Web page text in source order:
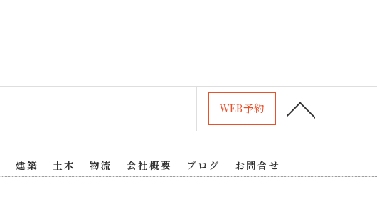
WEB予約
建築 土木 物流 会社概要 ブログ
お問合せ